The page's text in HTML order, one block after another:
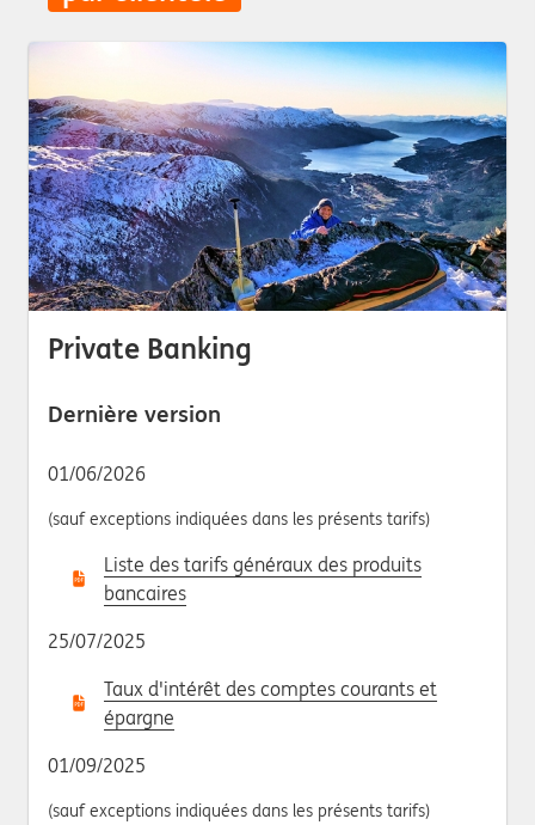
Private Banking
Dernière version
01/06/2026
(sauf exceptions indiquées dans les présents tarifs)
Liste des tarifs généraux des produits
bancaires
25/07/2025
Taux d'intérêt des comptes courants et
épargne
01/09/2025
(sauf exceptions indiquées dans les présents tarifs)